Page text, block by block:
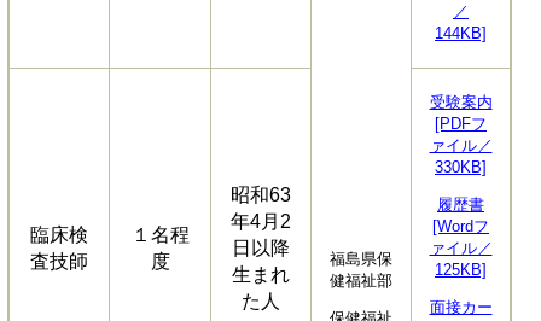
福島県保
健福祉部
／
144KB]
臨床検
査技師
１名程
度
昭和63
年4月2
日以降
生まれ
た人
受験案内
[PDFフ
ァイル／
330KB]
履歴書
[Wordフ
ァイル／
125KB]
面接カー